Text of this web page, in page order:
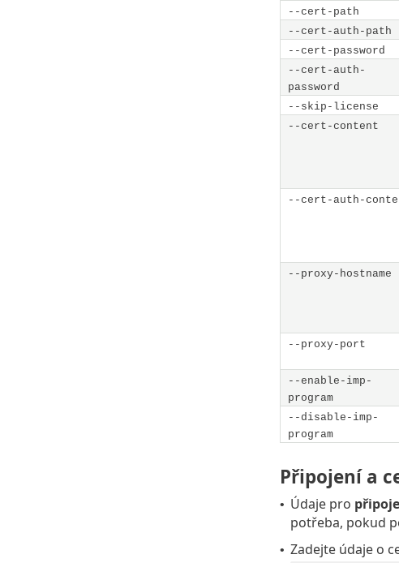
--cert-path
--cert-auth-path
--cert-password
--cert-auth-
password
--skip-license
--cert-content
--cert-auth-
--proxy-hostname
--proxy-port
--enable-imp-
program
--disable-imp-
program
Připojení a
• Údaje pro
potřeba, pokud
• Zadejte údaje o